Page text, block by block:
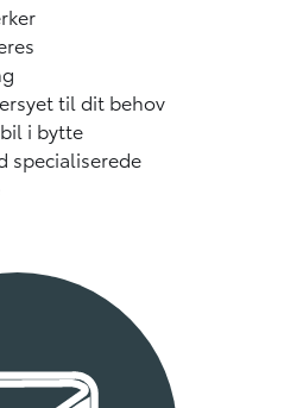
til dit behov
i bytte
specialiserede